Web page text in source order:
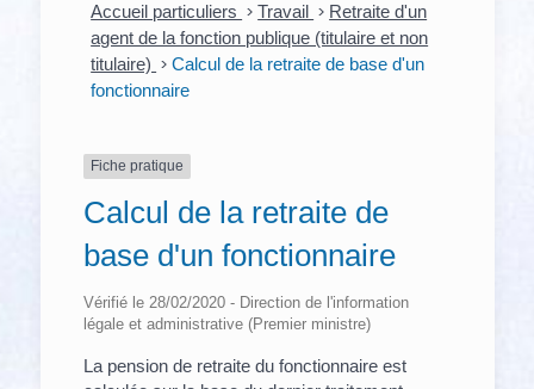
Accueil particuliers > Travail > Retraite d'un
agent de la fonction publique (titulaire et non
titulaire) > Calcul de la retraite de base d'un
fonctionnaire
Fiche pratique
Calcul de la retraite de
base d'un fonctionnaire
Vérifié le 28/02/2020 - Direction de l'information
légale et administrative (Premier ministre)
La pension de retraite du fonctionnaire est